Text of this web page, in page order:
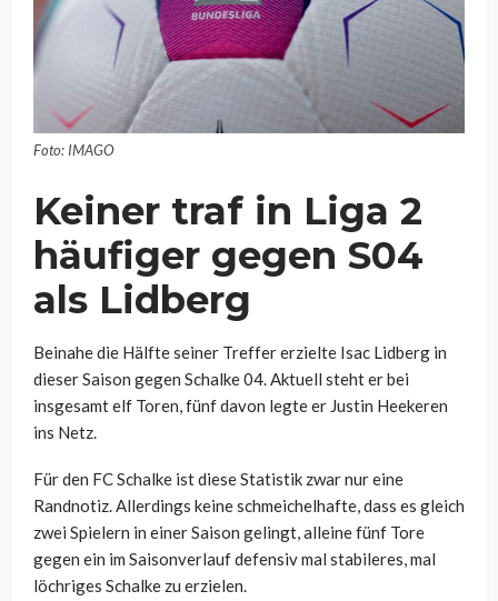
Foto: IMAGO
Keiner traf in Liga 2
häufiger gegen S04
als Lidberg
Beinahe die Hälfte seiner Treffer erzielte Isac Lidberg in
dieser Saison gegen Schalke 04. Aktuell steht er bei
insgesamt elf Toren, fünf davon legte er Justin Heekeren
ins Netz.
Für den FC Schalke ist diese Statistik zwar nur eine
Randnotiz. Allerdings keine schmeichelhafte, dass es gleich
zwei Spielern in einer Saison gelingt, alleine fünf Tore
gegen ein im Saisonverlauf defensiv mal stabileres, mal
löchriges Schalke zu erzielen.